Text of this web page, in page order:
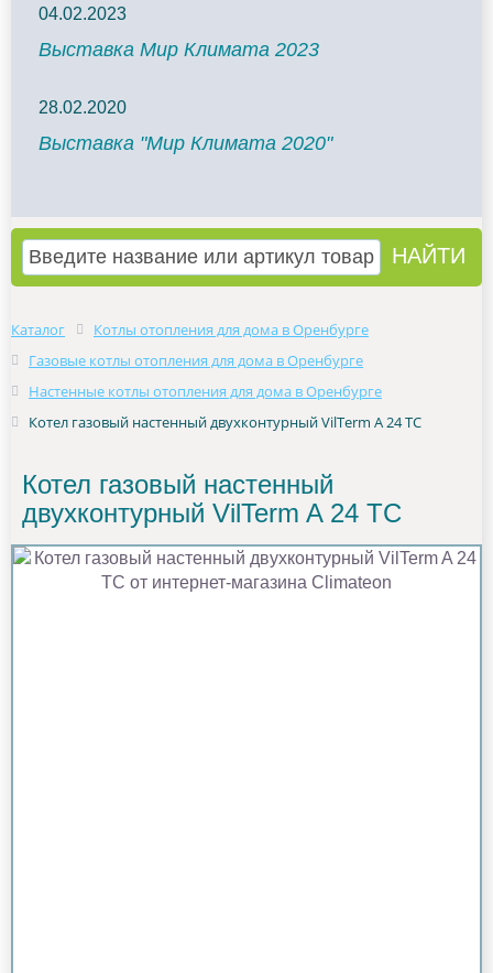
04.02.2023
Выставка Мир Климата 2023
28.02.2020
Выставка "Мир Климата 2020"
Каталог
Котлы отопления для дома в Оренбурге
Газовые котлы отопления для дома в Оренбурге
Настенные котлы отопления для дома в Оренбурге
Котел газовый настенный двухконтурный VilTerm A 24 TC
Котел газовый настенный
двухконтурный VilTerm A 24 TC